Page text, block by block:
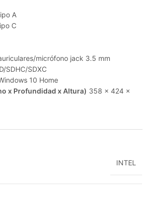
A
C
micrófono jack 3.5 mm
SDHC/SDXC
10 Home
x Profundidad x Altura) 358 x 424 x
INTEL